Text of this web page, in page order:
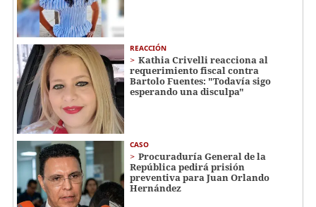
REACCIÓN
Kathia Crivelli reacciona al
requerimiento fiscal contra
Bartolo Fuentes: "Todavía sigo
esperando una disculpa"
CASO
Procuraduría General de la
República pedirá prisión
preventiva para Juan Orlando
Hernández